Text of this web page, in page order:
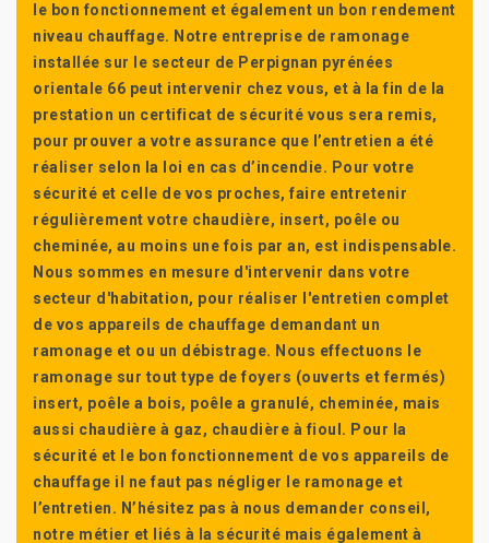
le bon fonctionnement et également un bon rendement
niveau chauffage. Notre entreprise de ramonage
installée sur le secteur de Perpignan pyrénées
orientale 66 peut intervenir chez vous, et à la fin de la
prestation un certificat de sécurité vous sera remis,
pour prouver a votre assurance que l’entretien a été
réaliser selon la loi en cas d’incendie. Pour votre
sécurité et celle de vos proches, faire entretenir
régulièrement votre chaudière, insert, poêle ou
cheminée, au moins une fois par an, est indispensable.
Nous sommes en mesure d'intervenir dans votre
secteur d'habitation, pour réaliser l'entretien complet
de vos appareils de chauffage demandant un
ramonage et ou un débistrage. Nous effectuons le
ramonage sur tout type de foyers (ouverts et fermés)
insert, poêle a bois, poêle a granulé, cheminée, mais
aussi chaudière à gaz, chaudière à fioul. Pour la
sécurité et le bon fonctionnement de vos appareils de
chauffage il ne faut pas négliger le ramonage et
l’entretien. N’hésitez pas à nous demander conseil,
notre métier et liés à la sécurité mais également à